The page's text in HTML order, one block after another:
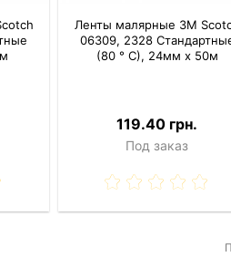
Ленты малярные 3M
06309, 2328
(80 ° С), 24мм x 50м
119.40 грн.
Под заказ